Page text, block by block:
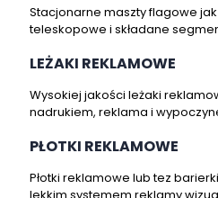
Stacjonarne maszty flagowe
teleskopowe i składane
LEŻAKI REKLAMOWE
Wysokiej jakości leżaki
nadrukiem, reklama i
PŁOTKI REKLAMOWE
Płotki reklamowe lub tez